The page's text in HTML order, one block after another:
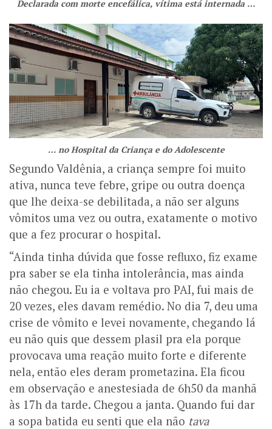
Declarada com morte encefálica, vítima está internada …
… no Hospital da Criança e do Adolescente
Segundo Valdênia, a criança sempre foi muito
ativa, nunca teve febre, gripe ou outra doença
que lhe deixa-se debilitada, a não ser alguns
vômitos uma vez ou outra, exatamente o motivo
que a fez procurar o hospital.
“Ainda tinha dúvida que fosse refluxo, fiz exame
pra saber se ela tinha intolerância, mas ainda
não chegou. Eu ia e voltava pro PAI, fui mais de
20 vezes, eles davam remédio. No dia 7, deu uma
crise de vômito e levei novamente, chegando lá
eu não quis que dessem plasil pra ela porque
provocava uma reação muito forte e diferente
nela, então eles deram prometazina. Ela ficou
em observação e anestesiada de 6h50 da manhã
às 17h da tarde. Chegou a janta. Quando fui dar
a sopa batida eu senti que ela não tava